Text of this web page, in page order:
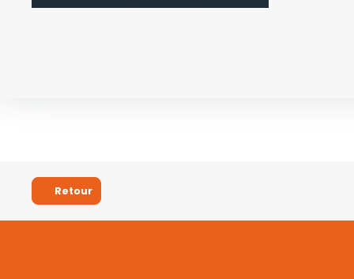
Retour